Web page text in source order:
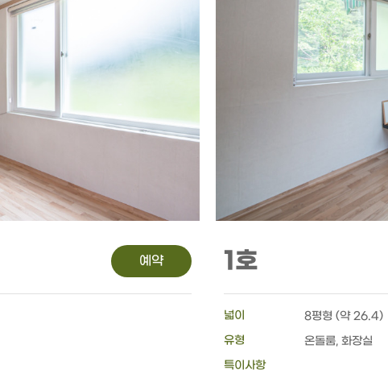
예약 1호
넓이
8평형 (약 26.4)
유형
온돌룸, 화장실
특이사항